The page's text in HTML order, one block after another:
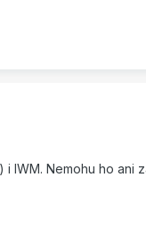
IWM. Nemohu ho ani